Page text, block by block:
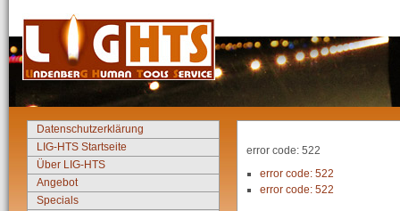
Datenschutzerklärung
LIG-HTS Startseite
Über LIG-HTS
Angebot
Specials
error code: 522
error code: 522
error code: 522